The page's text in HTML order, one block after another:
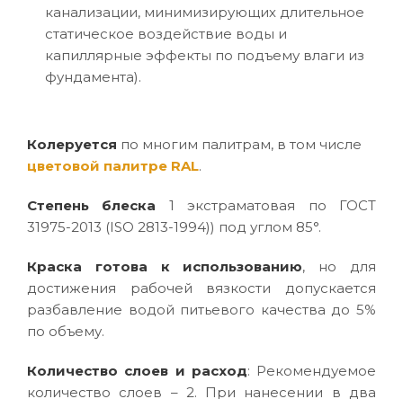
канализации, минимизирующих длительное
статическое воздействие воды и
капиллярные эффекты по подъему влаги из
фундамента).
Колеруется по многим палитрам, в том числе
цветовой палитре RAL.
Степень блеска 1 экстраматовая по ГОСТ
31975-2013 (ISO 2813-1994)) под углом 85°.
Краска готова к использованию, но для
достижения рабочей вязкости допускается
разбавление водой питьевого качества до 5%
по объему.
Количество слоев и расход: Рекомендуемое
количество слоев – 2. При нанесении в два